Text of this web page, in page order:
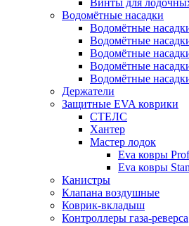
Винты для
Водомётные насадки
Водомётные
Водомётные
Водомётные
Водомётные
Водомётные
Держатели
Защитные EVA коврики
СТЕЛС
Хантер
Мастер лодок
Eva ковры
Eva ковры
Канистры
Клапана воздушные
Коврик-вкладыш
Контроллеры газа-реверса